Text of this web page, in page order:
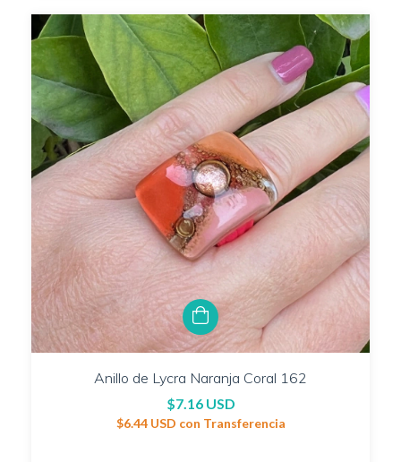
Anillo de Lycra Naranja Coral 162
$7.16 USD
$6.44 USD con Transferencia